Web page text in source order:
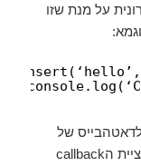
על מנת שזו
של
MongoDB. כאשר הפעולה מסתיימת פונקציית הcallback